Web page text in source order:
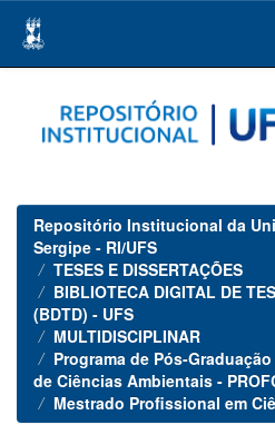
navigation
Repositório Institucional da
Sergipe - RI/UFS
TESES E DISSERTAÇÕES
BIBLIOTECA DIGITAL DE
(BDTD) - UFS
MULTIDISCIPLINAR
Programa de Pós-
de Ciências Ambientais -
Mestrado Profissional em